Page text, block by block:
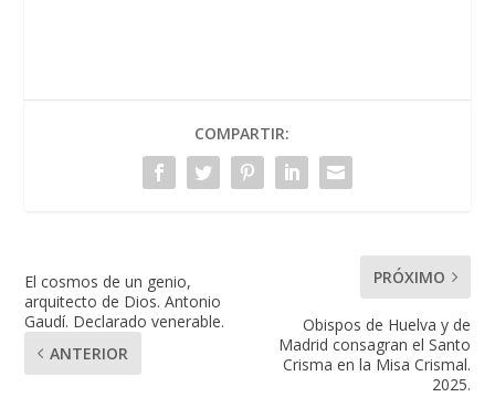
COMPARTIR:
El cosmos de un genio,
arquitecto de Dios. Antonio
Gaudí. Declarado venerable.
ANTERIOR
PRÓXIMO
Obispos de Huelva y de
Madrid consagran el Santo
Crisma en la Misa Crismal.
2025.